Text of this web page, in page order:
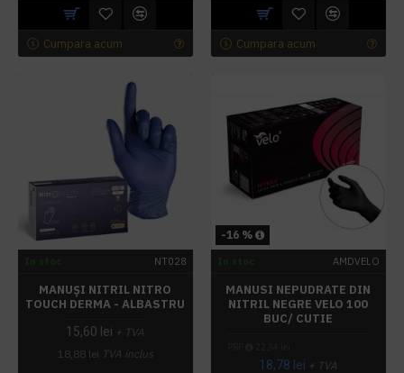
Cumpara acum Cumpara acum
NT028
MANUȘI NITRIL NITRO
TOUCH DERMA - ALBASTRU
15,60 lei + TVA
18,88 lei TVA inclus
-16 %
AMDVELO
MANUSI NEPUDRATE DIN
NITRIL NEGRE VELO 100
BUC/ CUTIE
18,78 lei + TVA